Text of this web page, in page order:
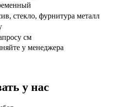
стекло, фурнитура металл
см
у менеджера
у нас